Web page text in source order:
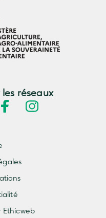
les réseaux
Ethicweb